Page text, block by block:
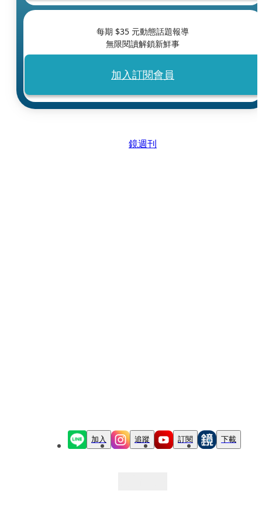
每期 $35 元動態話題報導
無限閱讀解鎖新鮮事
加入訂閱會員
鏡週刊
加入 追蹤 訂閱 下載